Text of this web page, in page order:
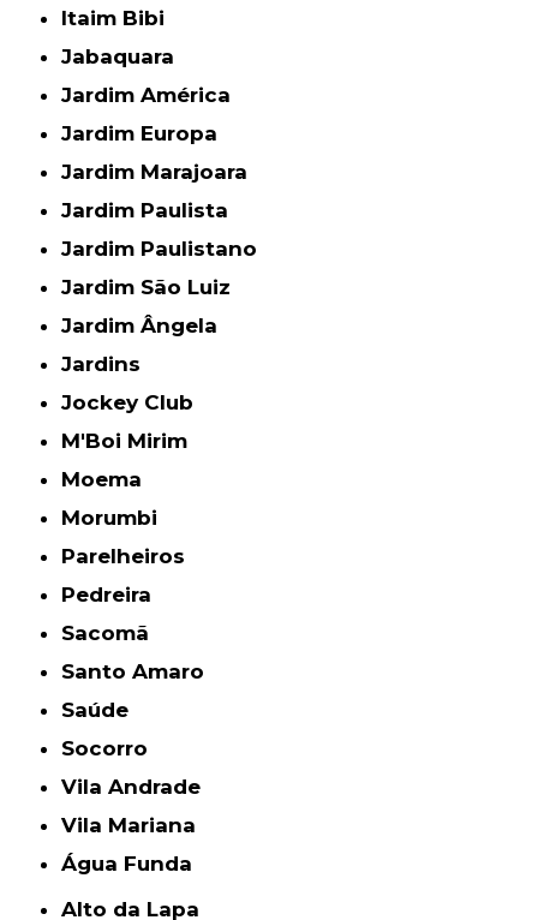
Itaim Bibi
Jabaquara
Jardim América
Jardim Europa
Jardim Marajoara
Jardim Paulista
Jardim Paulistano
Jardim São Luiz
Jardim Ângela
Jardins
Jockey Club
M'Boi Mirim
Moema
Morumbi
Parelheiros
Pedreira
Sacomã
Santo Amaro
Saúde
Socorro
Vila Andrade
Vila Mariana
Água Funda
Alto da Lapa